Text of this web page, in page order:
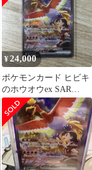
¥24,000
ポケモンカード ヒビキ
のホウオウex SAR
086/063